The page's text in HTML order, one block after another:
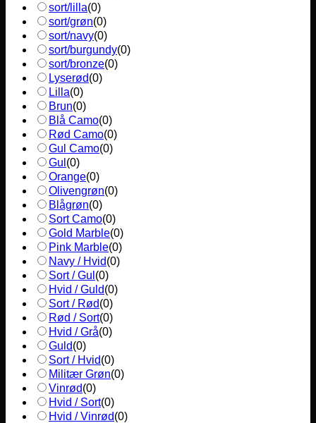
sort/lilla(0)
sort/grøn(0)
sort/navy(0)
sort/burgundy(0)
sort/bronze(0)
Lyserød(0)
Lilla(0)
Brun(0)
Blå Camo(0)
Rød Camo(0)
Gul Camo(0)
Gul (0)
Orange(0)
Olivengrøn(0)
Blågrøn(0)
Sort Camo(0)
Gold Marble(0)
Pink Marble(0)
Navy / Hvid(0)
Sort / Gul (0)
Hvid / Guld(0)
Sort / Rød(0)
Rød / Sort(0)
Hvid / Grå(0)
Guld(0)
Sort / Hvid(0)
Militær Grøn(0)
Vinrød(0)
Hvid / Sort(0)
Hvid / Vinrød(0)